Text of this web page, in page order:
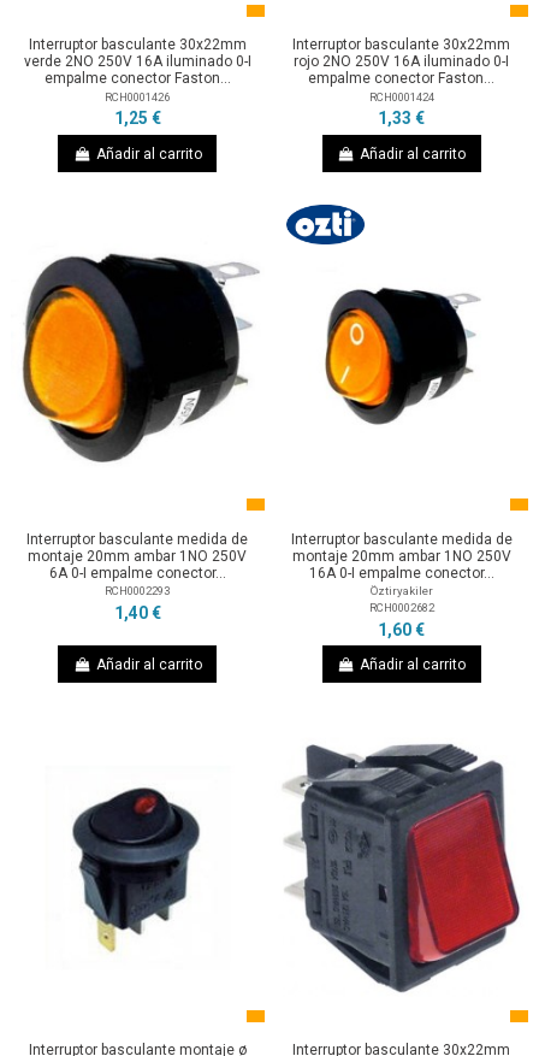
Interruptor basculante 30x22mm
verde 2NO 250V 16A iluminado 0-I
empalme conector Faston...
RCH0001426
1,25 €
Añadir al carrito
Interruptor basculante 30x22mm
rojo 2NO 250V 16A iluminado 0-I
empalme conector Faston...
RCH0001424
1,33 €
Añadir al carrito
Interruptor basculante medida de
montaje 20mm ambar 1NO 250V
6A 0-I empalme conector...
RCH0002293
1,40 €
Añadir al carrito
Interruptor basculante medida de
montaje 20mm ambar 1NO 250V
16A 0-I empalme conector...
Öztiryakiler
RCH0002682
1,60 €
Añadir al carrito
Interruptor basculante montaje ø Interruptor basculante 30x22mm